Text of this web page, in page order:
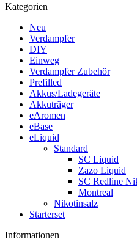
Kategorien
Neu
Verdampfer
DIY
Einweg
Verdampfer Zubehör
Prefilled
Akkus/Ladegeräte
Akkuträger
eAromen
eBase
eLiquid
Standard
SC Liquid
Zazo Liquid
SC Redline
Montreal
Nikotinsalz
Starterset
Informationen